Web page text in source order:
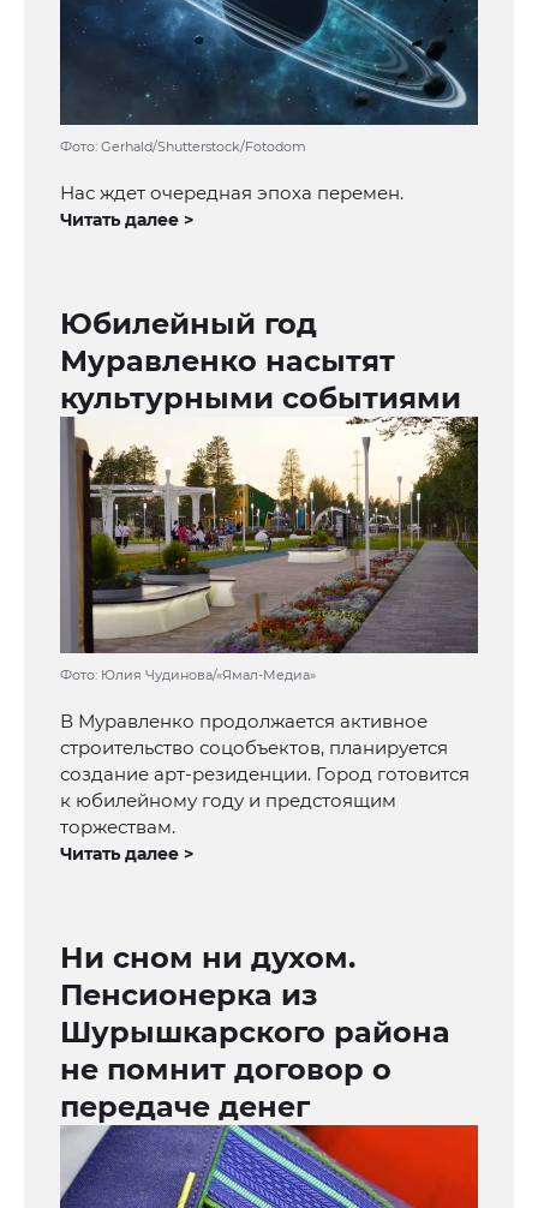
Фото: Gerhald/Shutterstock/Fotodom
Нас ждет очередная эпоха перемен.
Читать далее >
Юбилейный год
Муравленко насытят
культурными событиями
Фото: Юлия Чудинова/«Ямал-Медиа»
В Муравленко продолжается активное
строительство соцобъектов, планируется
создание арт-резиденции. Город готовится
к юбилейному году и предстоящим
торжествам.
Читать далее >
Ни сном ни духом.
Пенсионерка из
Шурышкарского района
не помнит договор о
передаче денег